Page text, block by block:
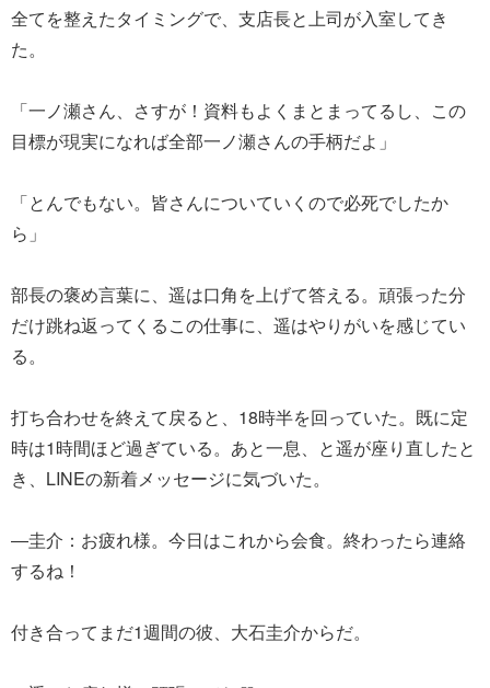
全てを整えたタイミングで、支店長と上司が入室してき
た。
「一ノ瀬さん、さすが！資料もよくまとまってるし、この
目標が現実になれば全部一ノ瀬さんの手柄だよ」
「とんでもない。皆さんについていくので必死でしたか
ら」
部長の褒め言葉に、遥は口角を上げて答える。頑張った分
だけ跳ね返ってくるこの仕事に、遥はやりがいを感じてい
る。
打ち合わせを終えて戻ると、18時半を回っていた。既に定
時は1時間ほど過ぎている。あと一息、と遥が座り直したと
き、LINEの新着メッセージに気づいた。
―圭介：お疲れ様。今日はこれから会食。終わったら連絡
するね！
付き合ってまだ1週間の彼、大石圭介からだ。